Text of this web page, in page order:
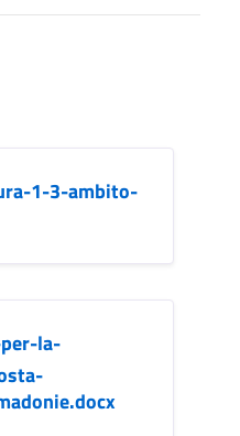
1-3-ambito-
la-